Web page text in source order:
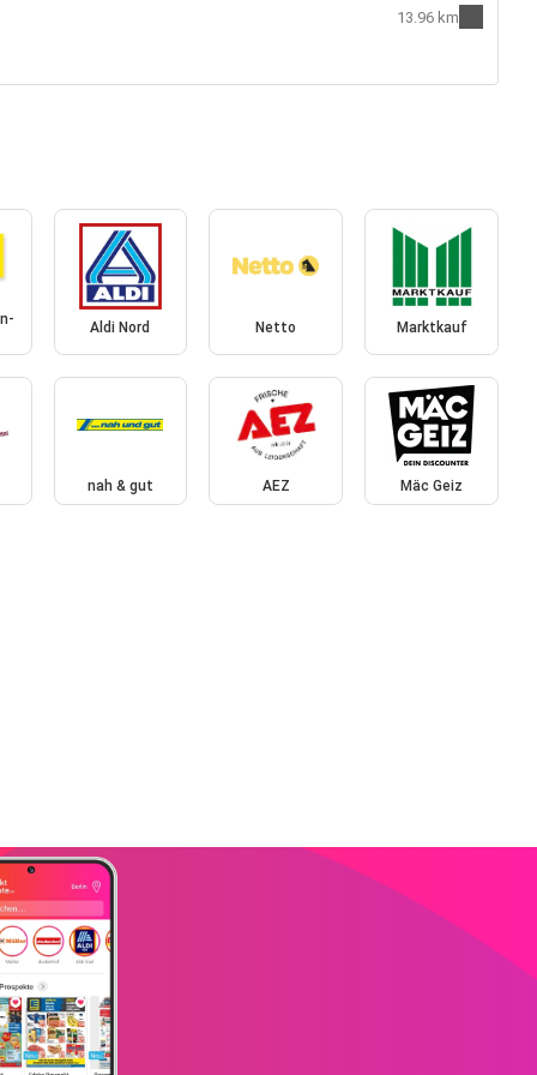
13.96 km
Aldi Nord Netto Marktkauf
nah & gut AEZ Mäc Geiz